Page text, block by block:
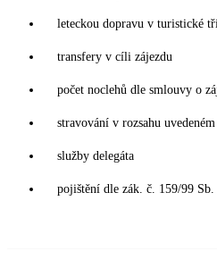
leteckou dopravu v turistické
transfery v cíli zájezdu
počet noclehů dle smlouvy o
stravování v rozsahu
služby delegáta
pojištění dle zák. č. 159/99 Sb.